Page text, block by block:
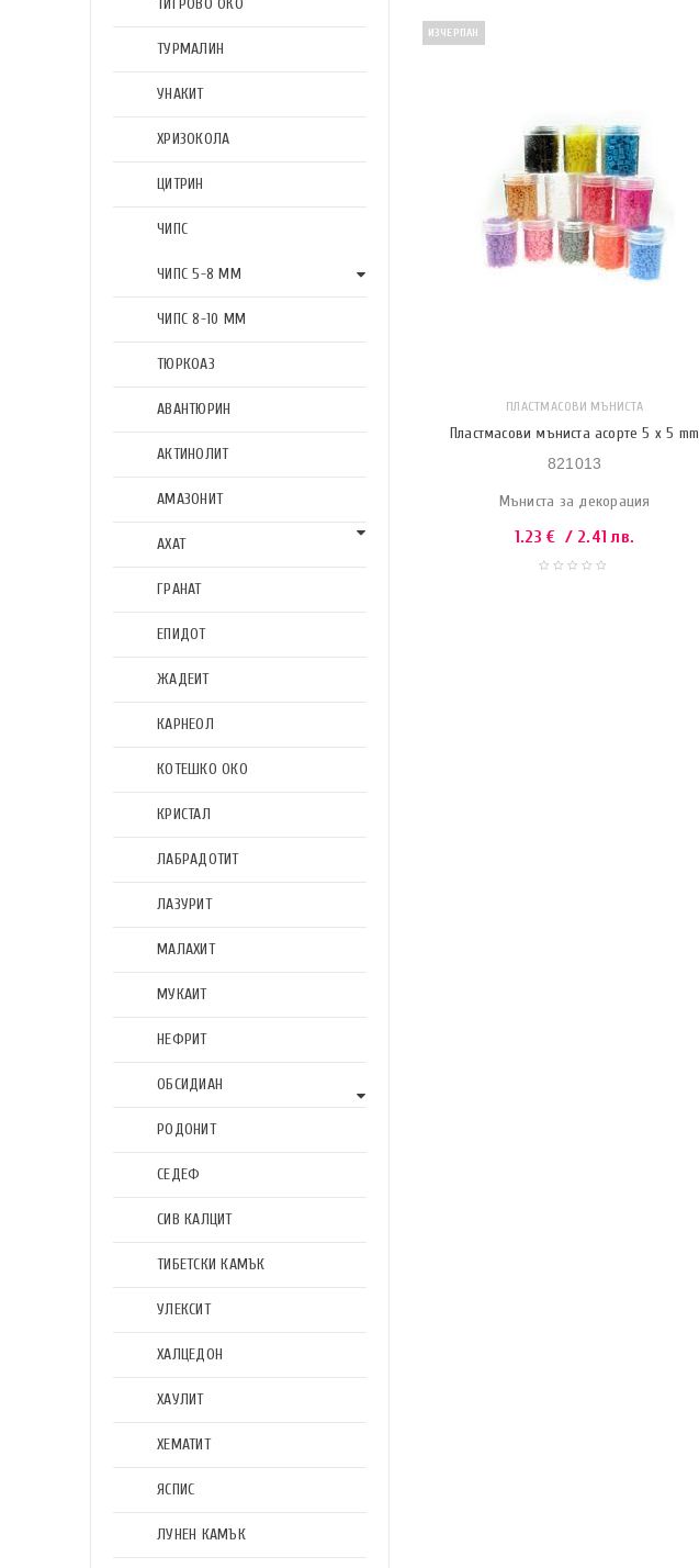
ТИГРОВО ОКО
ТУРМАЛИН
УНАКИТ
ХРИЗОКОЛА
ЦИТРИН
ЧИПС
ЧИПС 5-8 ММ
ЧИПС 8-10 ММ
ТЮРКОАЗ
АВАНТЮРИН
АКТИНОЛИТ
АМАЗОНИТ
АХАТ
ГРАНАТ
ЕПИДОТ
ЖАДЕИТ
КАРНЕОЛ
КОТЕШКО ОКО
КРИСТАЛ
ЛАБРАДОТИТ
ЛАЗУРИТ
МАЛАХИТ
МУКАИТ
НЕФРИТ
ОБСИДИАН
РОДОНИТ
СЕДЕФ
СИВ КАЛЦИТ
ТИБЕТСКИ КАМЪК
УЛЕКСИТ
ХАЛЦЕДОН
ХАУЛИТ
ХЕМАТИТ
ЯСПИС
ЛУНЕН КАМЪК
ИЗЧЕРПАН
ПЛАСТМАСОВИ МЪНИСТА
Пластмасови мъниста асорте 5 x 5 mm
821013
Мъниста за декорация
1.23€ / 2.41 лв.